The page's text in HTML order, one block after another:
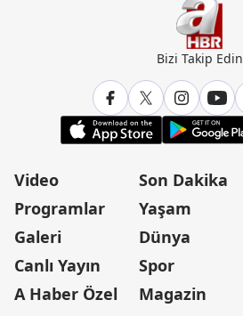
Bizi Takip Edin
Video
Programlar
Galeri
Canlı Yayın
A Haber Özel
Son Dakika
Yaşam
Dünya
Spor
Magazin